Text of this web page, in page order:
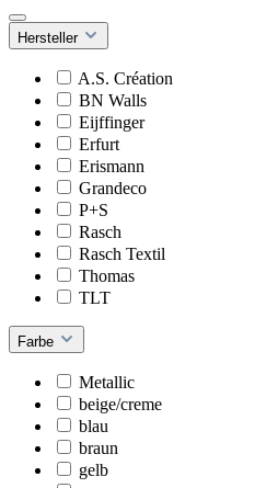
Hersteller
A.S. Création
BN Walls
Eijffinger
Erfurt
Erismann
Grandeco
P+S
Rasch
Rasch Textil
Thomas
TLT
Farbe
Metallic
beige/creme
blau
braun
gelb